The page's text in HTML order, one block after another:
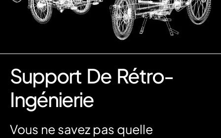
Support De Rétro-
Ingénierie
Vous ne savez pas quelle